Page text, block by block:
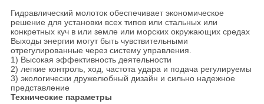
Гидравлический молоток обеспечивает экономическое
решение для установки всех типов или стальных или
конкретных куч в или земле или морских окружающих средах
Выходы энергии могут быть чувствительными
отрегулированные через систему управления.
1) Высокая эффективность деятельности
2) легкие контроль, ход, частота удара и подача регулируемы
3) экологически дружелюбный дизайн и сильно надежное
представление
Технические параметры